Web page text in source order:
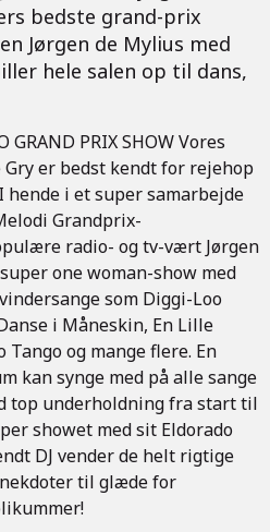
bedste grand-prix
Jørgen de Mylius med
hele salen op til dans,
GRAND PRIX SHOW Vores
er bedst kendt for rejehop
hende i et super samarbejde
Grandprix-
radio- og tv-vært Jørgen
one woman-show med
som Diggi-Loo
i Måneskin, En Lille
Tango og mange flere. En
kan synge med på alle sange
top underholdning fra start til
showet med sit Eldorado
DJ vender de helt rigtige
til glæde for